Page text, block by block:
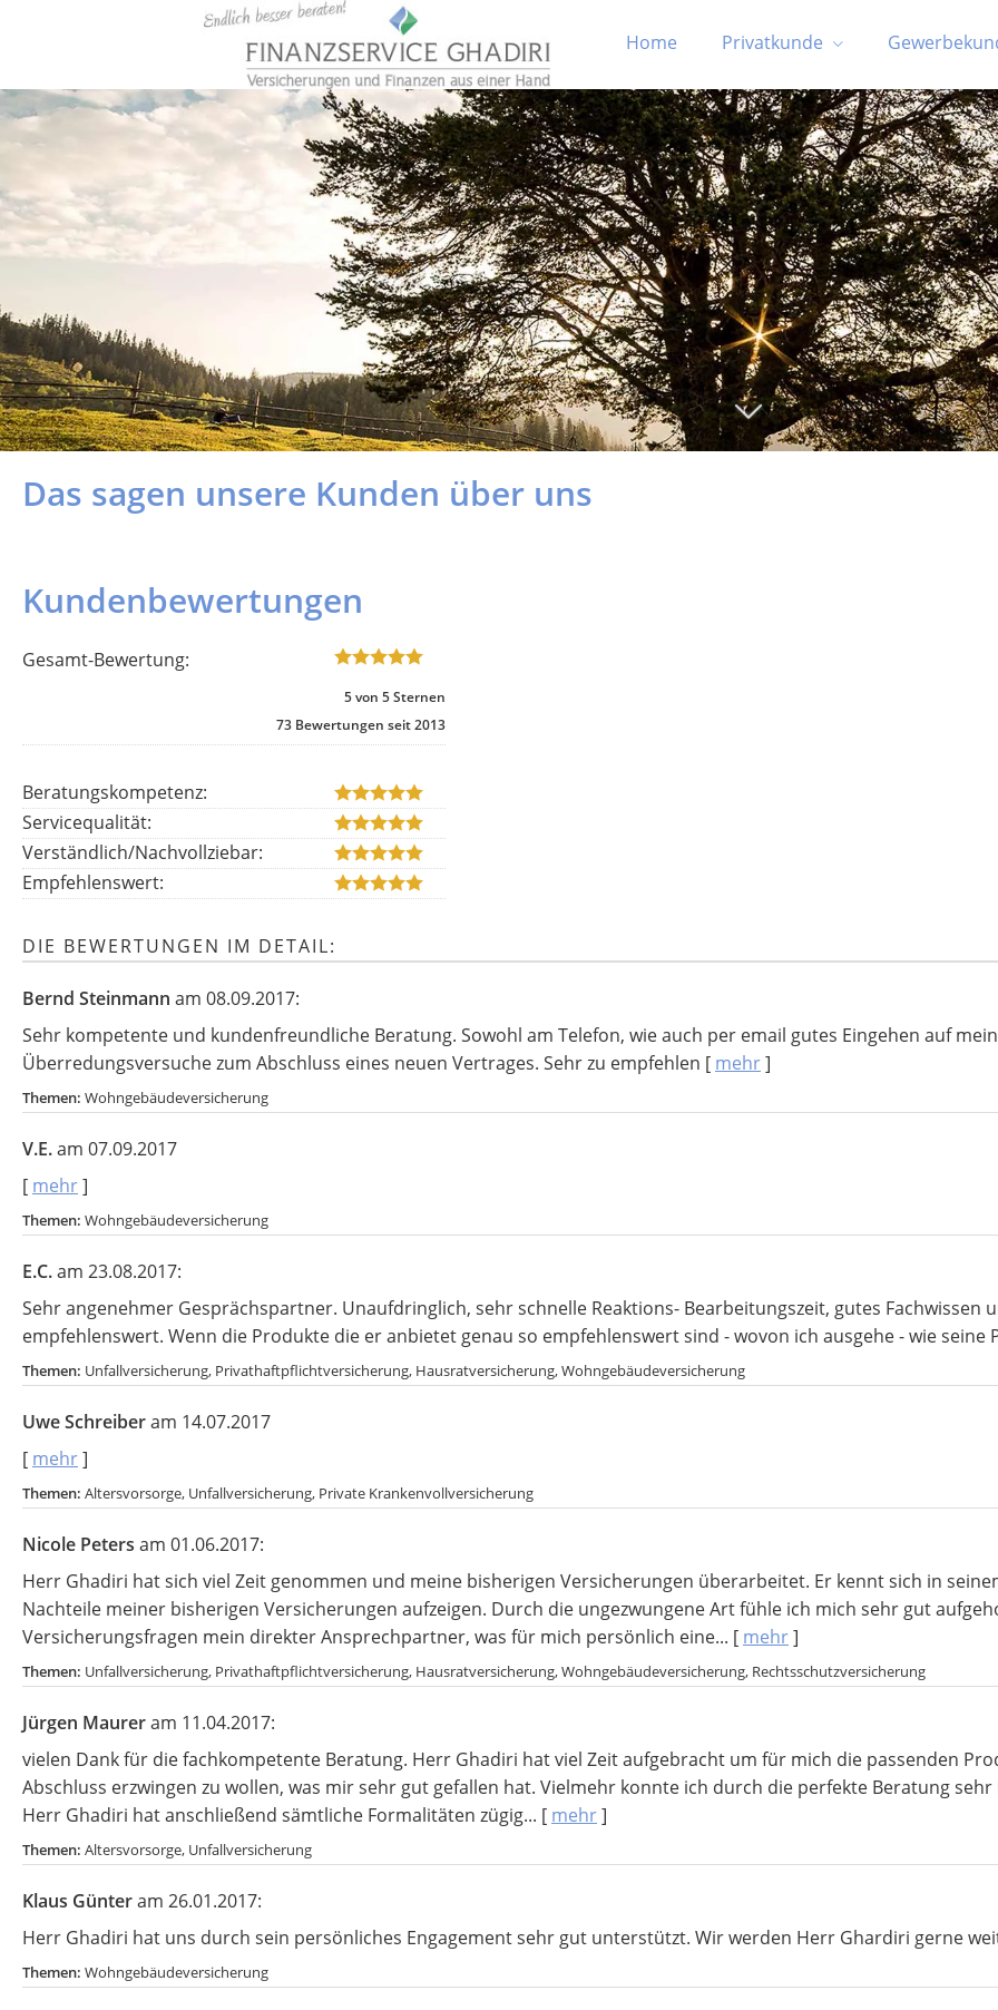
Home Privatkunde
Das sagen unsere Kunden über uns
Kundenbewertungen
Gesamt-Bewertung:
5von 5Sternen
73 Bewertungen seit 2013
Beratungskompetenz:
Servicequalität:
Verständlich/Nachvollziebar:
Empfehlenswert:
DIE BEWERTUNGEN IM DETAIL:
Bernd Steinmann am 08.09.2017:
Sehr kompetente und kundenfreundliche Beratung. Sowohl am Telefon, wie auch per email gutes Eingehen auf
Überredungsversuche zum Abschluss eines neuen Vertrages. Sehr zu empfehlen [ mehr]
Themen: Wohngebäudeversicherung
V.E.am 07.09.2017
[ mehr]
Themen: Wohngebäudeversicherung
E.C.am 23.08.2017:
Sehr angenehmer Gesprächspartner. Unaufdringlich, sehr schnelle Reaktions- Bearbeitungszeit, gutes
empfehlenswert. Wenn die Produkte die er anbietet genau so empfehlenswert sind - wovon ich ausgehe - wie
Themen: Unfallversicherung, Privathaftpflichtversicherung, Hausratversicherung, Wohngebäudeversicherung
Uwe Schreiberam 14.07.2017
[ mehr]
Themen: Altersvorsorge, Unfallversicherung, Private Krankenvollversicherung
Nicole Peters am 01.06.2017:
Herr Ghadiri hat sich viel Zeit genommen und meine bisherigen Versicherungen überarbeitet. Er kennt sich in
Nachteile meiner bisherigen Versicherungen aufzeigen. Durch die ungezwungene Art fühle ich mich sehr gut
Versicherungsfragen mein direkter Ansprechpartner, was für mich persönlich eine... [ mehr]
Themen: Unfallversicherung, Privathaftpflichtversicherung, Hausratversicherung, Wohngebäudeversicherung, Rechtsschutzversicherung
Jürgen Maureram 11.04.2017:
vielen Dank für die fachkompetente Beratung. Herr Ghadiri hat viel Zeit aufgebracht um für mich die passenden
Abschluss erzwingen zu wollen, was mir sehr gut gefallen hat. Vielmehr konnte ich durch die perfekte Beratung
Herr Ghadiri hat anschließend sämtliche Formalitäten zügig... [ mehr]
Themen: Altersvorsorge, Unfallversicherung
Klaus Günteram 26.01.2017:
Herr Ghadiri hat uns durch sein persönliches Engagement sehr gut unterstützt. Wir werden Herr Ghardiri gerne
Themen: Wohngebäudeversicherung